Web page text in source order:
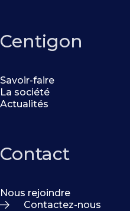
Centigon
Savoir-faire
La société
Actualités
Contact
Nous rejoindre
Contactez-nous